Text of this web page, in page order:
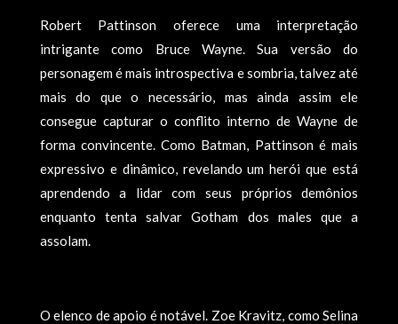
Robert Pattinson oferece uma interpretação
intrigante como Bruce Wayne. Sua versão do
personagem é mais introspectiva e sombria, talvez até
mais do que o necessário, mas ainda assim ele
consegue capturar o conflito interno de Wayne de
forma convincente. Como Batman, Pattinson é mais
expressivo e dinâmico, revelando um herói que está
aprendendo a lidar com seus próprios demônios
enquanto tenta salvar Gotham dos males que a
assolam.
O elenco de apoio é notável. Zoe Kravitz, como Selina